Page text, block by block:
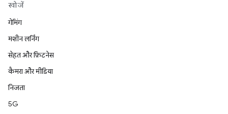
खोजें
गेमिंग
मशीन लर्निंग
सेहत और फ़िटनेस
कैमरा और मीडिया
निजता
5G